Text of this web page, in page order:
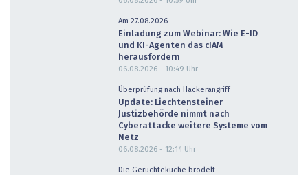
Am 27.08.2026
Einladung zum Webinar: Wie E-ID
und KI-Agenten das cIAM
herausfordern
06.08.2026 - 10:49 Uhr
Überprüfung nach Hackerangriff
Update: Liechtensteiner
Justizbehörde nimmt nach
Cyberattacke weitere Systeme vom
Netz
06.08.2026 - 12:14 Uhr
Die Gerüchteküche brodelt